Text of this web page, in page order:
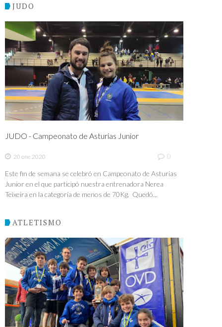
JUDO
JUDO - Campeonato de Asturias Junior
20 ene 2020 0
Este fin de semana se celebró en Campeonato de Asturias
Junior en el que participó nuestra entrenadora Nerea
Teixeira en la categoría de menos de 70Kg. Quedó...
ATLETISMO